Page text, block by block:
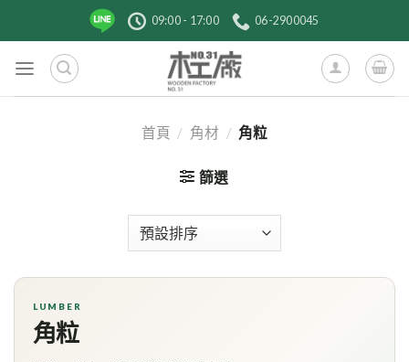
09:00 - 17:00 06-2900045
首頁 / 角材 / 角粒
篩選
LUMBER
角粒